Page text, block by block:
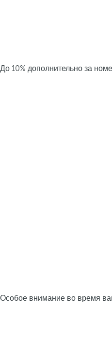
До 10% дополнительно за
Особое внимание во время